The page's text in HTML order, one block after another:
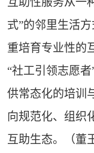
式”的邻里生活
重培育专业性的
“社工引领志愿
供常态化的培训
向规范化、组织
互助生态。（董